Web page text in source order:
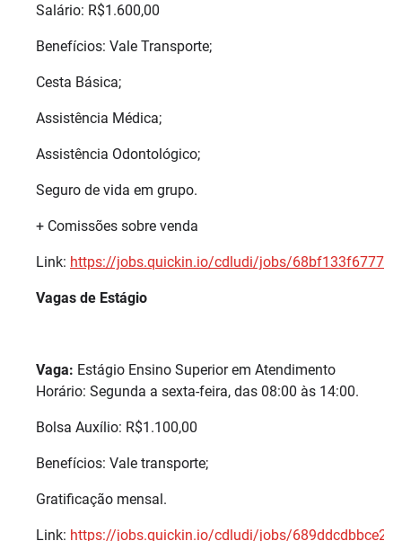
Salário: R$1.600,00
Benefícios: Vale Transporte;
Cesta Básica;
Assistência Médica;
Assistência Odontológico;
Seguro de vida em grupo.
+ Comissões sobre venda
Link: https://jobs.quickin.io/cdludi/jobs/
Vagas de Estágio
Vaga: Estágio Ensino Superior em Atendimento
Horário: Segunda a sexta-feira, das 08:00 às 14:00.
Bolsa Auxílio: R$1.100,00
Benefícios: Vale transporte;
Gratificação mensal.
Link: https://jobs.quickin.io/cdludi/jobs/